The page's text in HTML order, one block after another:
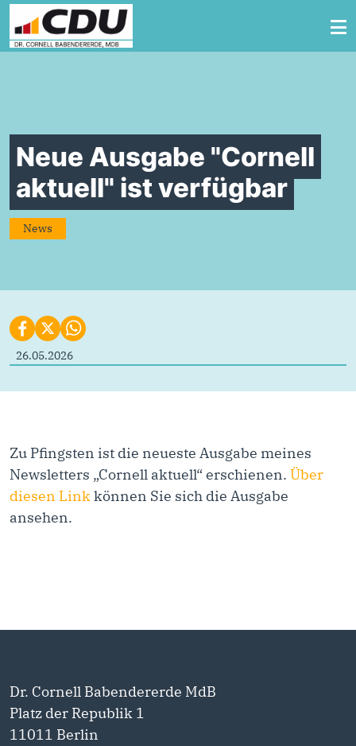
Zum Inhalt springen
Neue Ausgabe "Cornell
aktuell" ist verfügbar
News
26.05.2026
Zu Pfingsten ist die neueste Ausgabe meines
Newsletters „Cornell aktuell“ erschienen. Über
diesen Linkkönnen Sie sich die Ausgabe
ansehen.
Dr. Cornell Babendererde MdB
Platz der Republik 1
11011 Berlin